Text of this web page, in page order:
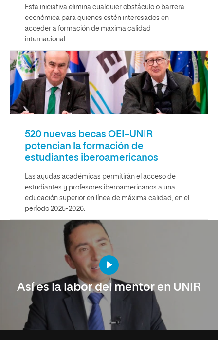
Esta iniciativa elimina cualquier obstáculo o barrera
económica para quienes estén interesados en
acceder a formación de máxima calidad
internacional.
520 nuevas becas OEI–UNIR
potencian la formación de
estudiantes iberoamericanos
Las ayudas académicas permitirán el acceso de
estudiantes y profesores iberoamericanos a una
educación superior en línea de máxima calidad, en el
período 2025-2026.
Así es la labor del mentor en UNIR